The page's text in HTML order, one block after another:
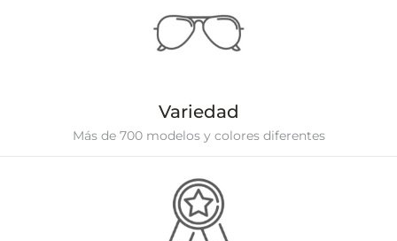
Variedad
Más de 700 modelos y colores diferentes